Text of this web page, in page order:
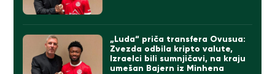
„Luda“ priča transfera Ovusua:
Zvezda odbila kripto valute,
Izraelci bili sumnjičavi, na kraju
umešan Bajern iz Minhena